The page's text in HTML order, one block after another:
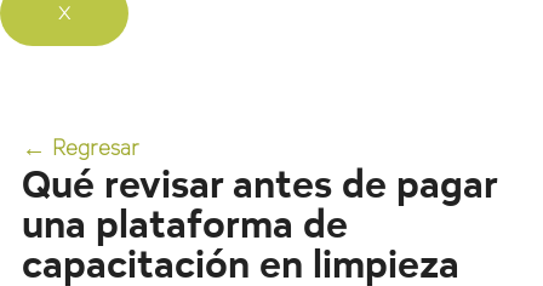
X
← Regresar
Qué revisar antes de pagar
una plataforma de
capacitación en limpieza